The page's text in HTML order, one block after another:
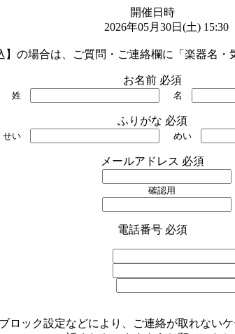
開催日時
2026年05月30日(土) 15:30
の場合は、ご質問・ご連絡欄に「楽器名・
お名前 必須
姓 名
ふりがな 必須
せい めい
メールアドレス 必須
確認用
電話番号 必須
ロック設定などにより、ご連絡が取れない